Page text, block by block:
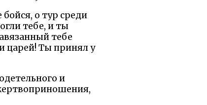
о тур среди
тебе, и ты
тебе
царей! Ты принял у
и